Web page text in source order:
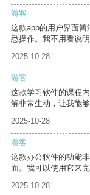
游客
这款app的用户界面
悉操作。我不用看说
2025-10-28
游客
这款学习软件的课程
解非常生动，让我能
2025-10-28
游客
这款办公软件的功能
面。我可以使用它来
2025-10-28